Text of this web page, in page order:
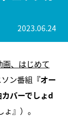
2023.06.24
画、はじめて
ン番組 『オー
バーでしょd
』）。